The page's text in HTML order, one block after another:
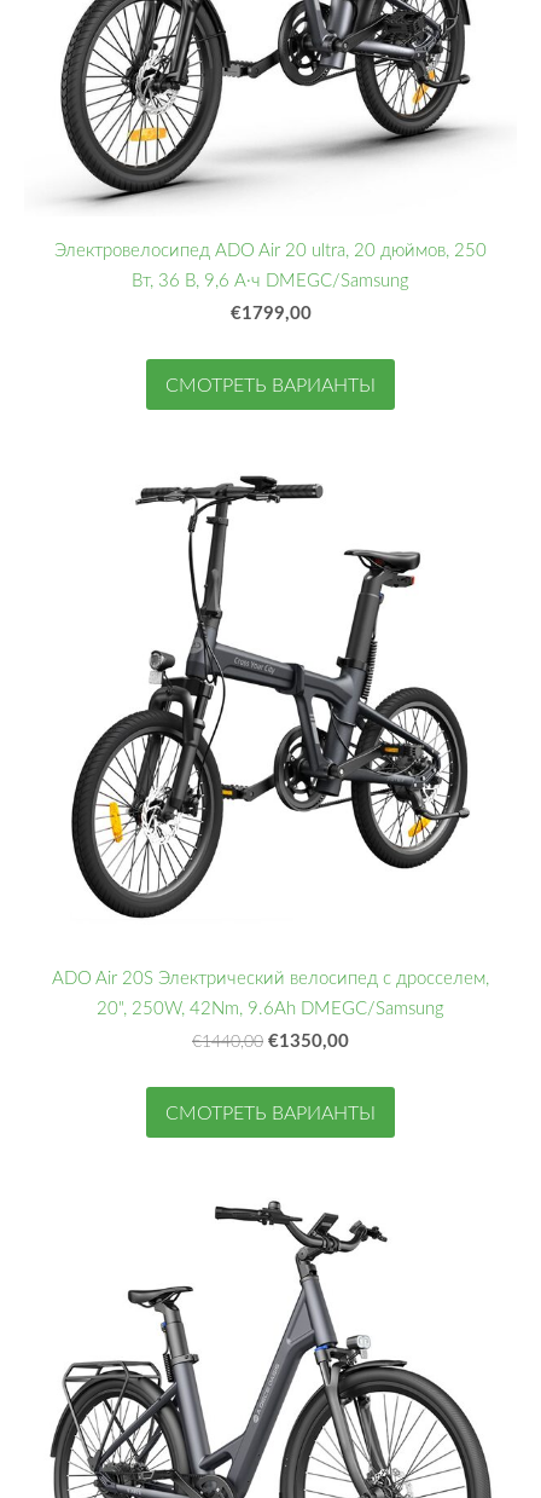
Электровелосипед ADO Air 20 ultra, 20 дюймов, 250
Вт, 36 В, 9,6 А·ч DMEGC/Samsung
€1799,00
СМОТРЕТЬ ВАРИАНТЫ
ADO Air 20S Электрический велосипед с дросселем,
20", 250W, 42Nm, 9.6Ah DMEGC/Samsung
€1440,00 €1350,00
СМОТРЕТЬ ВАРИАНТЫ